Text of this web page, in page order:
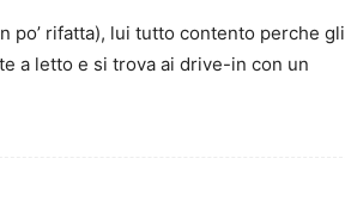
po’ rifatta), lui tutto contento perche gli
a letto e si trova ai drive-in con un